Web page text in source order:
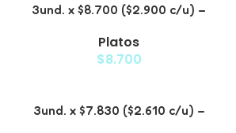
3und. x $8.700 ($2.900 c/u) –
Mascotas
Platos
$8.700
3und. x $7.830 ($2.610 c/u) –